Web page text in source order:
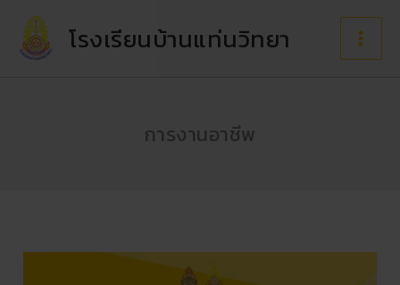
content
โรงเรียนบ้านแท่นวิทยา
การงานอาชีพ